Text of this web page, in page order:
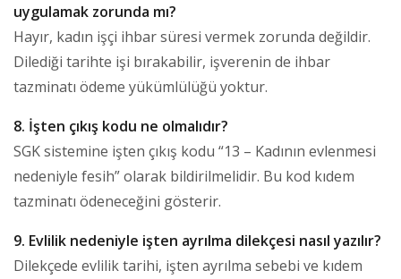
uygulamak zorunda mı?
Hayır, kadın işçi ihbar süresi vermek zorunda değildir.
Dilediği tarihte işi bırakabilir, işverenin de ihbar
tazminatı ödeme yükümlülüğü yoktur.
8. İşten çıkış kodu ne olmalıdır?
SGK sistemine işten çıkış kodu “13 – Kadının evlenmesi
nedeniyle fesih” olarak bildirilmelidir. Bu kod kıdem
tazminatı ödeneceğini gösterir.
9. Evlilik nedeniyle işten ayrılma dilekçesi nasıl yazılır?
Dilekçede evlilik tarihi, işten ayrılma sebebi ve kıdem